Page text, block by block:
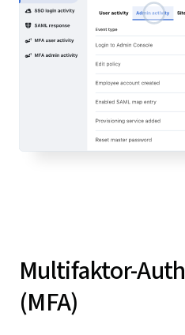
Multifaktor-
(MFA)